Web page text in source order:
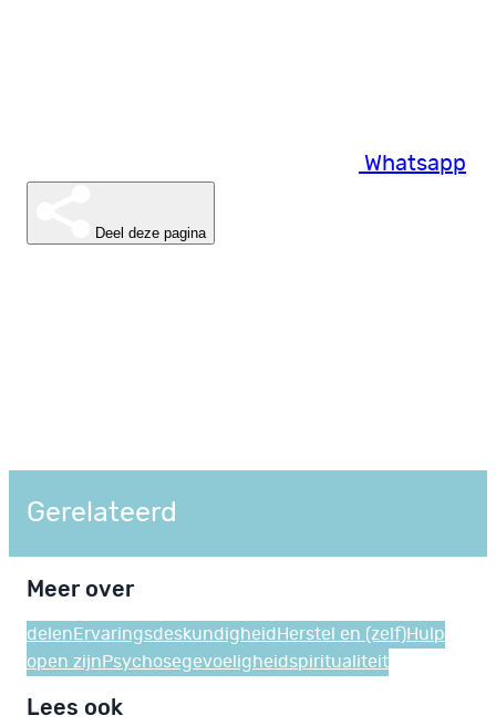
Whatsapp
Deel deze pagina
Gerelateerd
Meer over
delen Ervaringsdeskundigheid Herstel en (zelf)Hulp
open zijn Psychosegevoeligheid spiritualiteit
Lees ook